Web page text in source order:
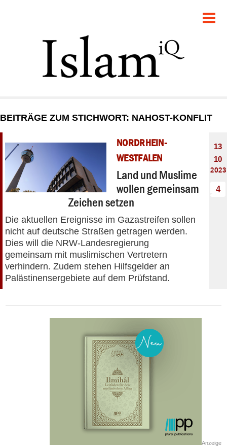
GESELLSCHAFT
STARTSEITE
DEBATTE
PANORAMA
BEITRÄGE ZUM STICHWORT: NAHOST-KONFLIT
NORDRHEIN-
WESTFALEN
Land und Muslime
wollen gemeinsam
Zeichen setzen
Die aktuellen Ereignisse im Gazastreifen sollen
nicht auf deutsche Straßen getragen werden.
Dies will die NRW-Landesregierung
gemeinsam mit muslimischen Vertretern
verhindern. Zudem stehen Hilfsgelder an
Palästinensergebiete auf dem Prüfstand.
13
10
2023
4
Anzeige